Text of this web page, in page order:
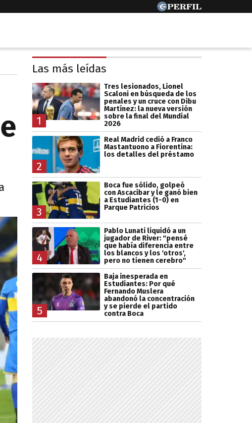
Las más leídas
1
Tres lesionados, Lionel
Scaloni en búsqueda de los
penales y un cruce con Dibu
Martínez: la nueva versión
sobre la final del Mundial
2026
2
Real Madrid cedió a Franco
Mastantuono a Fiorentina:
los detalles del préstamo
3
Boca fue sólido, golpeó
con Ascacibar y le ganó bien
a Estudiantes (1-0) en
Parque Patricios
4
Pablo Lunati liquidó a un
jugador de River: "pensé
que había diferencia entre
los blancos y los 'otros',
pero no tienen cerebro"
5
Baja inesperada en
Estudiantes: Por qué
Fernando Muslera
abandonó la concentración
y se pierde el partido
contra Boca